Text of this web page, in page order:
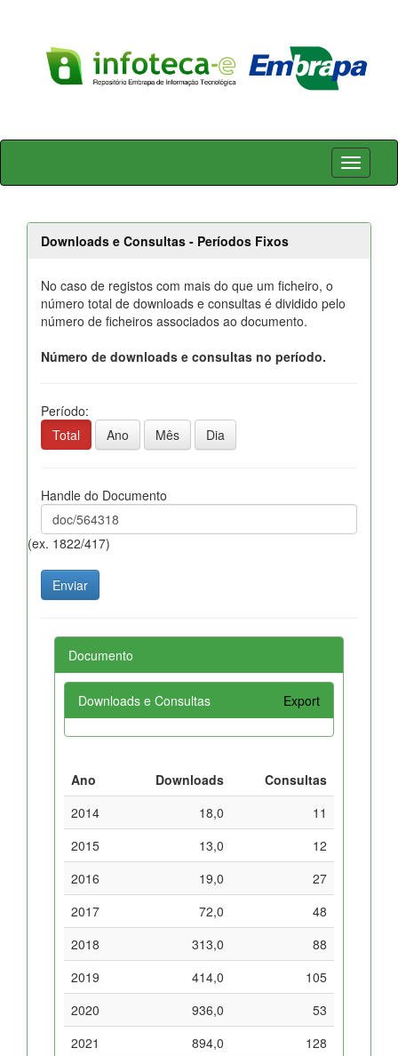
Skip
Downloads e Consultas - Períodos Fixos
No caso de registos com mais do que um ficheiro, o
número total de downloads e consultas é dividido pelo
número de ficheiros associados ao documento.
Número de downloads e consultas no período.
Período:
Total
Ano Mês Dia
Handle do Documento
(ex. 1822/417)
Documento
Downloads e Consultas Export
Ano Downloads
Consultas
2014
18,0
11
2015
13,0
12
2016
19,0
27
2017
72,0
48
2018
313,0
88
2019
414,0
105
2020
936,0
53
2021
894,0
128